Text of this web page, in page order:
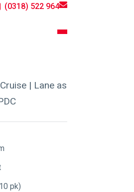
(0318) 522 964
| Lane as
pk)